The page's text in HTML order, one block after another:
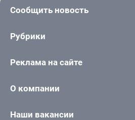
Сообщить новость
Рубрики
Реклама на сайте
О компании
Наши вакансии